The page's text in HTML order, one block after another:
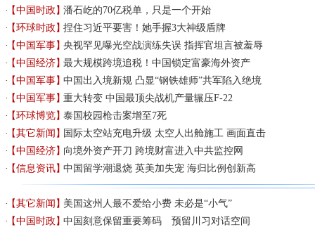
【中国时政】潘石屹的70亿税单，只是一个开始
【环球时政】捏住习近平要害！她手握3大神级盾牌
【中国军事】央视罕见曝光空战演练失误 指挥官坦言被羞辱
【中国经济】最大规模跨境追税！中国锁定富豪海外资产
【中国军事】中国出入境新规 凸显“钢铁雄师”共军陷入绝境
【中国军事】重大转变 中国最顶尖战机产量辗压F-22
【环球博览】泰国校园枪击案增至7死
【其它新闻】 国际太空站充电升级 太空人出舱施工 画面直击
【中国经济】向境外资产开刀 跨境财富进入中共监控网
【信息资讯】中国留学潮退烧 英美加失宠 海归比例创新高
【其它新闻】美国这州人最不爱给小费 未必是“小气”
【中国时政】中国刻意保留重要筹码 预留川习对话空间